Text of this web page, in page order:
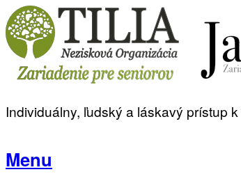
Skip to main content
Individuálny, ľudský a láskavý prístup
Menu